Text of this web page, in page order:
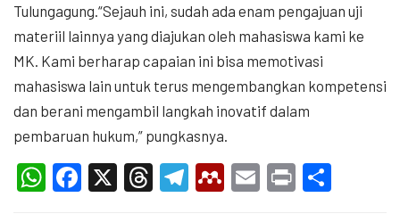
Tulungagung.“Sejauh ini, sudah ada enam pengajuan uji
materiil lainnya yang diajukan oleh mahasiswa kami ke
MK. Kami berharap capaian ini bisa memotivasi
mahasiswa lain untuk terus mengembangkan kompetensi
dan berani mengambil langkah inovatif dalam
pembaruan hukum,” pungkasnya.
WhatsApp
Facebook
X Threads
Telegram
Mendeley
Email
Print